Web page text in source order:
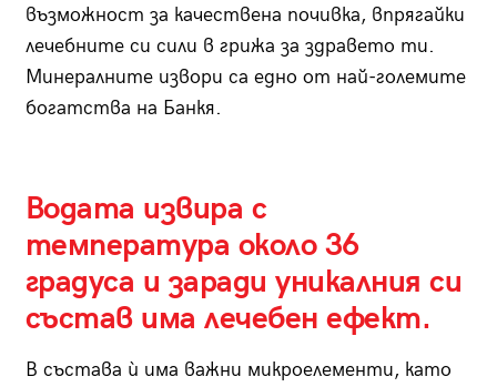
възможност за качествена почивка, впрягайки
лечебните си сили в грижа за здравето ти.
Минералните извори са едно от най-големите
богатства на Банкя.
Водата извира с
температура около 36
градуса и заради уникалния си
състав има лечебен ефект.
В състава ѝ има важни микроелементи, като